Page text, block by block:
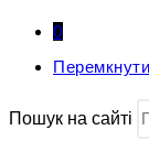
0
Пошук на сайті